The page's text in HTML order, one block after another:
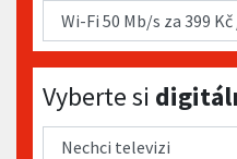
Vyberte si digitální TV
Vyberte si